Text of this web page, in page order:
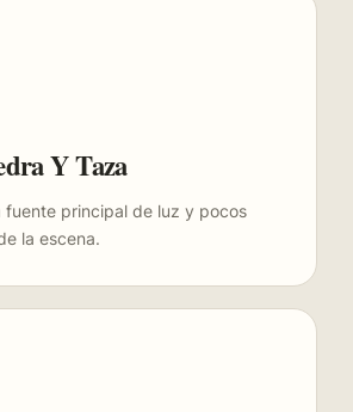
Y Taza
fuente principal de luz y pocos
la escena.